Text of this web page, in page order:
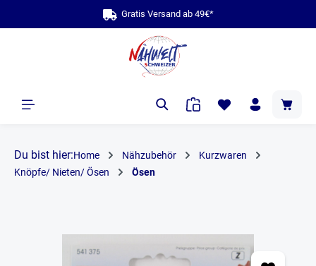
Gratis Versand ab 49€*
Du bist hier:Home Nähzubehör
Kurzwaren
Knöpfe/ Nieten/ Ösen
Ösen